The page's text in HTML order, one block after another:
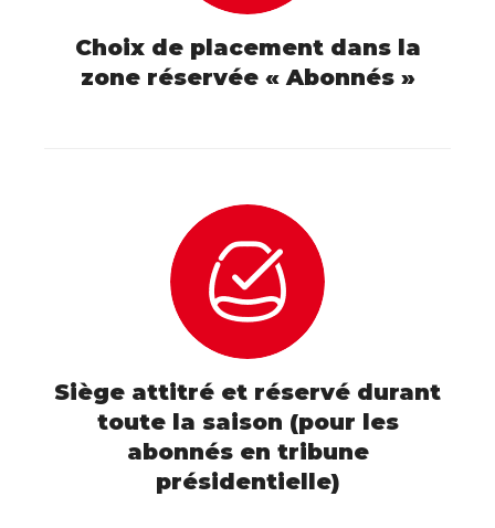
Choix de placement dans la
zone réservée « Abonnés »
Siège attitré et réservé durant
toute la saison (pour les
abonnés en tribune
présidentielle)